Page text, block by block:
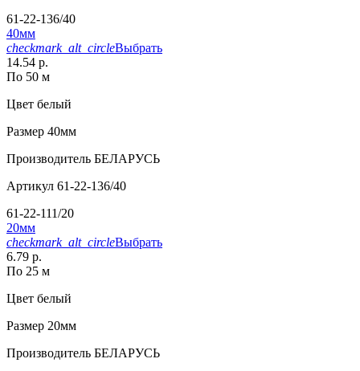
61-22-136/40
40мм
checkmark_alt_circleВыбрать
14.54 р.
По 50 м
Цвет белый
Размер 40мм
Производитель БЕЛАРУСЬ
Артикул 61-22-136/40
61-22-111/20
20мм
checkmark_alt_circleВыбрать
6.79 р.
По 25 м
Цвет белый
Размер 20мм
Производитель БЕЛАРУСЬ